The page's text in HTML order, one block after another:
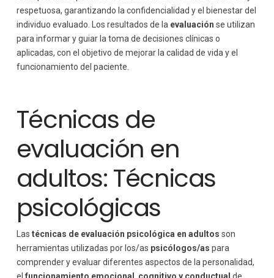
respetuosa, garantizando la confidencialidad y el bienestar del
individuo evaluado. Los resultados de la evaluación se utilizan
para informar y guiar la toma de decisiones clínicas o
aplicadas, con el objetivo de mejorar la calidad de vida y el
funcionamiento del paciente.
Técnicas de
evaluación en
adultos: Técnicas
psicológicas
Las técnicas de evaluación psicológica en adultos son
herramientas utilizadas por los/as psicólogos/as para
comprender y evaluar diferentes aspectos de la personalidad,
el funcionamiento emocional cognitivo y conductual de